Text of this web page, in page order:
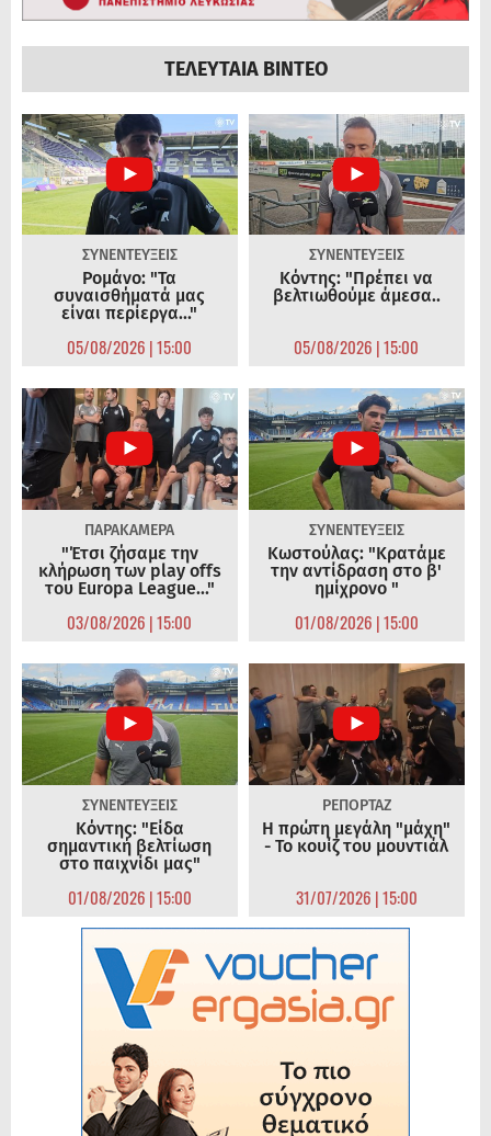
ΤΕΛΕΥΤΑΙΑ ΒΙΝΤΕΟ
ΣΥΝΕΝΤΕΥΞΕΙΣ
Ρομάνο: "Τα
συναισθήματά μας
είναι περίεργα..."
05/08/2026 | 15:00
ΣΥΝΕΝΤΕΥΞΕΙΣ
Κόντης: "Πρέπει να
βελτιωθούμε άμεσα..
05/08/2026 | 15:00
ΠΑΡΑΚΑΜΕΡΑ
"Έτσι ζήσαμε την
κλήρωση των play offs
του Europa League..."
03/08/2026 | 15:00
ΣΥΝΕΝΤΕΥΞΕΙΣ
Κωστούλας: "Κρατάμε
την αντίδραση στο β'
ημίχρονο "
01/08/2026 | 15:00
ΣΥΝΕΝΤΕΥΞΕΙΣ
Κόντης: "Είδα
σημαντική βελτίωση
στο παιχνίδι μας"
01/08/2026 | 15:00
ΡΕΠΟΡΤΑΖ
Η πρώτη μεγάλη "μάχη"
- Το κουίζ του μουντιάλ
31/07/2026 | 15:00